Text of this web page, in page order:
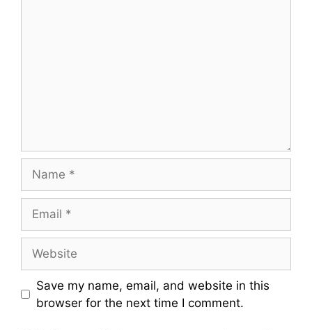
Save my name, email, and website in this
browser for the next time I comment.